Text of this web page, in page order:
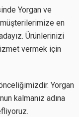
Yorgan ve
en
Ürünlerinizi
vermek için
Yorgan
kalmanız adına